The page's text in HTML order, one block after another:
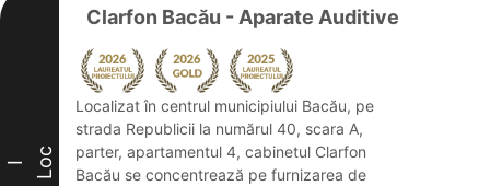
I Loc
Clarfon Bacău - Aparate Auditive
Localizat în centrul municipiului Bacău, pe
strada Republicii la numărul 40, scara A,
parter, apartamentul 4, cabinetul Clarfon
Bacău se concentrează pe furnizarea de